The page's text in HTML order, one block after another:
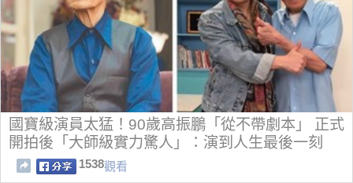
國寶級演員太猛！90歲高振鵬「從不帶劇本」 正式
開拍後「大師級實力驚人」：演到人生最後一刻
1538觀看